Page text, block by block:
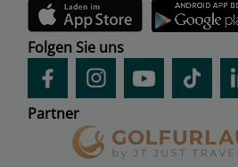
Folgen Sie uns
Partner